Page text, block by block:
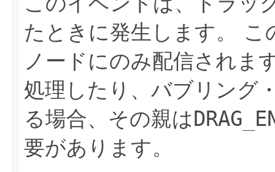
たときに発生します。
こ
ノードにのみ配信されま
処理したり、バブリング
る場合、その親は
要があります。